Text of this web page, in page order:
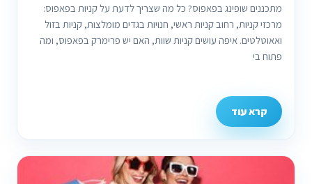
מתכננים שופינג בפאפוס? כל מה שצריך לדעת על קניות בפאפוס:
מרכזי קניות, רחוב קניות ראשי, חנויות בגדים מומלצות, קניות בזול
ואאוטלטים. איפה עושים קניות שוות, האם יש פרימרק בפאפוס, ומה
פתוח בי
קרא עוד